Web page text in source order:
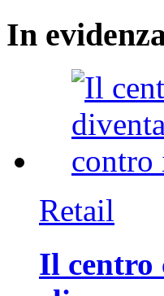
In
Retail
Il centro